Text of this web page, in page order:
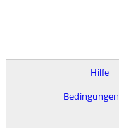
Hilfe
Bedingungen